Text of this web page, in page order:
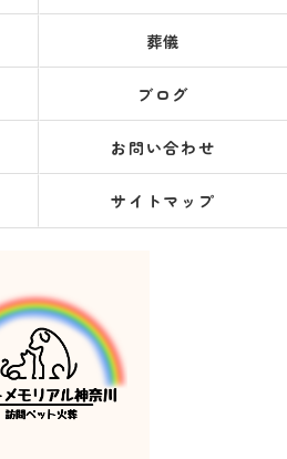
葬儀
ブログ
お問い合わせ
サイトマップ